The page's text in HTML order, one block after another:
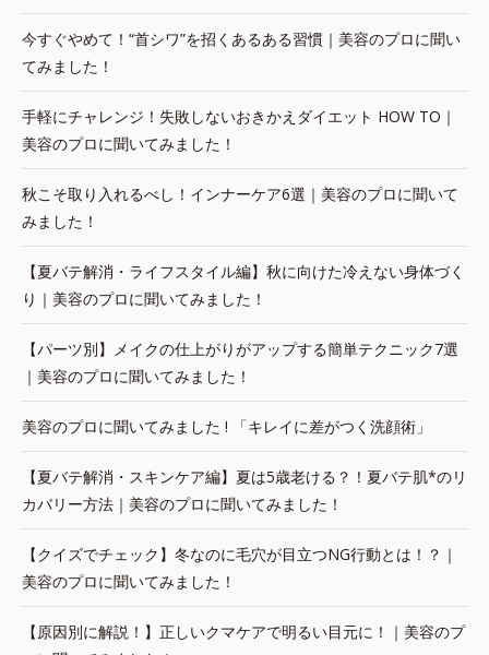
今すぐやめて！“首シワ”を招くあるある習慣｜美容のプロに聞い
てみました！
手軽にチャレンジ！失敗しないおきかえダイエット HOW TO｜
美容のプロに聞いてみました！
秋こそ取り入れるべし！インナーケア6選｜美容のプロに聞いて
みました！
【夏バテ解消・ライフスタイル編】秋に向けた冷えない身体づく
り｜美容のプロに聞いてみました！
【パーツ別】メイクの仕上がりがアップする簡単テクニック7選
｜美容のプロに聞いてみました！
美容のプロに聞いてみました ! 「キレイに差がつく洗顔術」
【夏バテ解消・スキンケア編】夏は5歳老ける？！夏バテ肌*のリ
カバリー方法｜美容のプロに聞いてみました！
【クイズでチェック】冬なのに毛穴が目立つNG行動とは！？｜
美容のプロに聞いてみました！
【原因別に解説！】正しいクマケアで明るい目元に！｜美容のプ